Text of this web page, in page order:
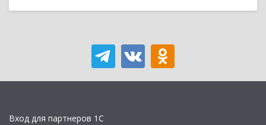
Вход для партнеров 1С